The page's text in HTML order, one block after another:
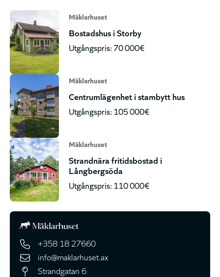
Mäklarhuset
Bostadshus i Storby
Utgångspris: 70 000€
Mäklarhuset
Centrumlägenhet i stambytt hus
Utgångspris: 105 000€
Mäklarhuset
Strandnära fritidsbostad i
Långbergsöda
Utgångspris: 110 000€
+358 18 27660
info@maklarhuset.ax
Strandgatan 6